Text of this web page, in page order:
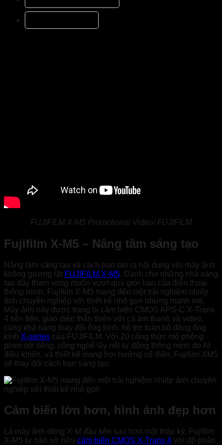
FUJIFILM X-M5 Promotional Video/ FUJIFILM
Fujifilm X-M5 – Nâng tầm sáng tạo
Nâng tầm sáng tạo và cách bạn tạo ra nội dung với máy ảnh
không gương lật FUJIFILM X-M5. Dành cho những nhà sáng
tạo đầy tham vọng muốn vượt qua giới hạn của điện thoại
thông minh, Fujifilm X-M5 mang đến một trải nghiệm nhiếp
ảnh chuyên nghiệp với thiết kế nhỏ gọn nhưng mạnh mẽ.
Máy ảnh này được trang bị cảm biến CMOS APS-C X-Trans
4 tiên tiến, giao diện thân thiện với cả âm thanh và video,
cùng khả năng thay đổi ống kính, hỗ trợ toàn bộ dòng ống
kính X-series của FUJIFILM. Với 20 công thức mô phỏng
phim nổi tiếng, công nghệ lấy nét tự động thông minh do AI
điều khiển, và thiết kế mang hơi hướng cổ điển, Fujifilm XM5
sẽ thay đổi cách bạn sáng tạo.
Cảm biến lớn hơn, hình ảnh đẹp hơn
Là máy ảnh dòng X-M đầu tiên sau hơn một thập kỷ, Fujifilm
X-M5 tự hào sở hữu cảm biến CMOS X-Trans 4 với độ phân